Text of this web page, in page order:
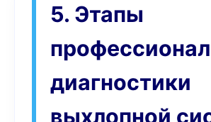
5. Этапы
диагностики
выхлопной